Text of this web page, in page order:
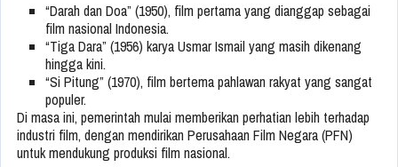
“Darah dan Doa” (1950), film pertama yang dianggap sebagai
film nasional Indonesia.
“Tiga Dara” (1956) karya Usmar Ismail yang masih dikenang
hingga kini.
“Si Pitung” (1970), film bertema pahlawan rakyat yang sangat
populer.
Di masa ini, pemerintah mulai memberikan perhatian lebih terhadap
industri film, dengan mendirikan Perusahaan Film Negara (PFN)
untuk mendukung produksi film nasional.